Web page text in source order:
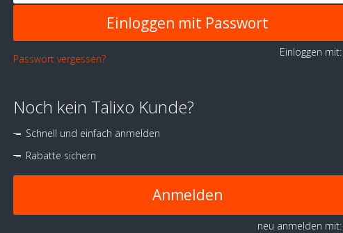
Passwort vergessen?
Einloggen
Noch kein Talixo Kunde?
Schnell und einfach anmelden
Rabatte sichern
Anmelden
neu anmelden mit: